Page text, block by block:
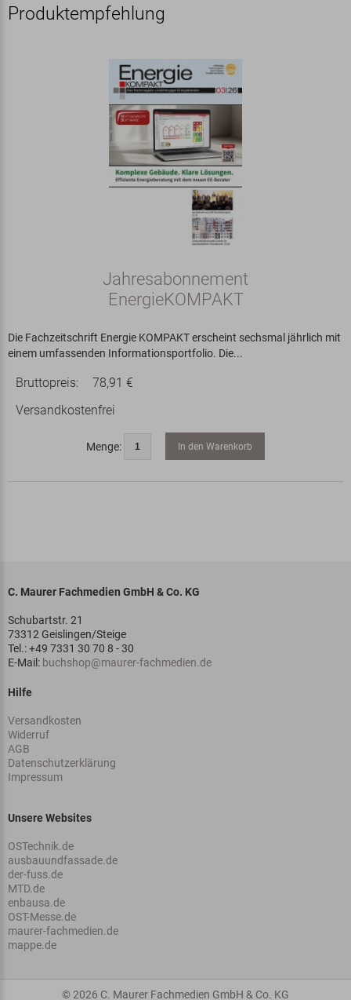
Produktempfehlung
Jahresabonnement
EnergieKOMPAKT
Die Fachzeitschrift Energie KOMPAKT erscheint sechsmal jährlich mit
einem umfassenden Informationsportfolio. Die...
Bruttopreis:
78,91 €
Versandkostenfrei
Menge: In den Warenkorb
C. Maurer Fachmedien GmbH & Co. KG
Schubartstr. 21
73312 Geislingen/Steige
Tel.: +49 7331 30 70 8 - 30
E-Mail: buchshop@maurer-fachmedien.de
Hilfe
Versandkosten
Widerruf
AGB
Datenschutzerklärung
Impressum
Unsere Websites
OSTechnik.de
ausbauundfassade.de
der-fuss.de
MTD.de
enbausa.de
OST-Messe.de
maurer-fachmedien.de
mappe.de
© 2026 C. Maurer Fachmedien GmbH & Co. KG